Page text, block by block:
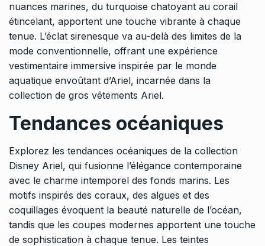
nuances marines, du turquoise chatoyant au corail
étincelant, apportent une touche vibrante à chaque
tenue. L’éclat sirenesque va au-delà des limites de la
mode conventionnelle, offrant une expérience
vestimentaire immersive inspirée par le monde
aquatique envoûtant d’Ariel, incarnée dans la
collection de gros vêtements Ariel.
Tendances océaniques
Explorez les tendances océaniques de la collection
Disney Ariel, qui fusionne l’élégance contemporaine
avec le charme intemporel des fonds marins. Les
motifs inspirés des coraux, des algues et des
coquillages évoquent la beauté naturelle de l’océan,
tandis que les coupes modernes apportent une touche
de sophistication à chaque tenue. Les teintes